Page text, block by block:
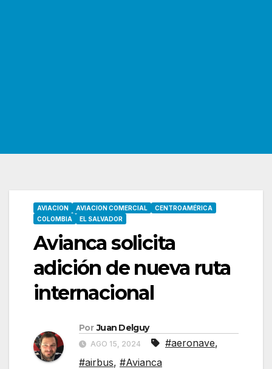
AVIACION AVIACION COMERCIAL
CENTROAMÉRICA
COLOMBIA
EL SALVADOR
Avianca solicita
adición de nueva ruta
internacional
Por Juan Delguy
AGO 15, 2024 #aeronave,
#airbus, #Avianca